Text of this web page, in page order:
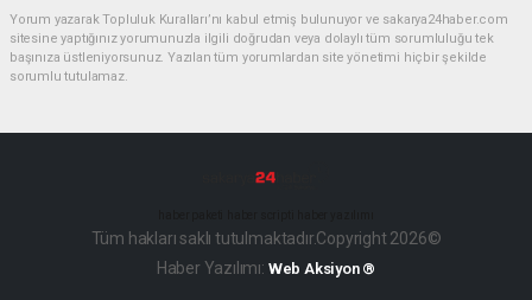
Yorum yazarak Topluluk Kuralları’nı kabul etmiş bulunuyor ve sakarya24haber.com
sitesine yaptığınız yorumunuzla ilgili doğrudan veya dolaylı tüm sorumluluğu tek
başınıza üstleniyorsunuz. Yazılan tüm yorumlardan site yönetimi hiçbir şekilde
sorumlu tutulamaz.
Tüm hakları saklı tutulmaktadır.Copyright 2026©
Haber Yazılımı: Web Aksiyon ®